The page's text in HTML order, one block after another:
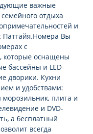
важные
отдыха
и
Паттайя.Номера Вы
с
которые оснащены
бассейны и LED-
дворики. Кухни
и удобствами:
плита и
и DVD-
а бесплатный
всегда